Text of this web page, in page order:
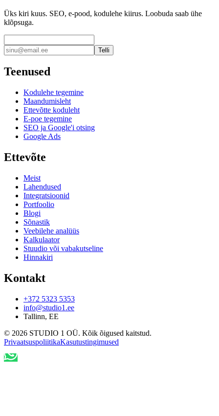
Üks kiri kuus. SEO, e-pood, kodulehe kiirus. Loobuda saab ühe
klõpsuga.
Telli
Teenused
Kodulehe tegemine
Maandumisleht
Ettevõtte koduleht
E-poe tegemine
SEO ja Google'i otsing
Google Ads
Ettevõte
Meist
Lahendused
Integratsioonid
Portfoolio
Blogi
Sõnastik
Veebilehe analüüs
Kalkulaator
Stuudio või vabakutseline
Hinnakiri
Kontakt
+372 5323 5353
info@studio1.ee
Tallinn, EE
© 2026 STUDIO 1 OÜ. Kõik õigused kaitstud.
PrivaatsuspoliitikaKasutustingimused